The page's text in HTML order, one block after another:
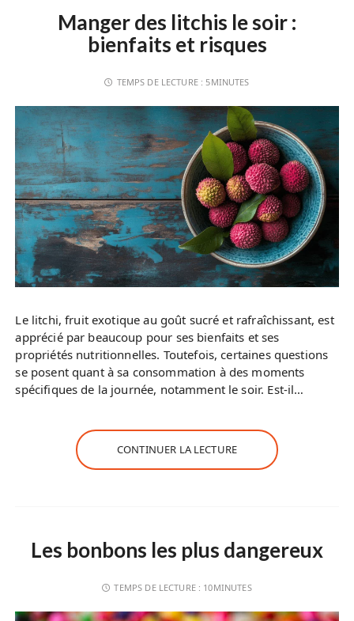
Manger des litchis le soir :
bienfaits et risques
TEMPS DE LECTURE : 5MINUTES
Le litchi, fruit exotique au goût sucré et rafraîchissant, est
apprécié par beaucoup pour ses bienfaits et ses
propriétés nutritionnelles. Toutefois, certaines questions
se posent quant à sa consommation à des moments
spécifiques de la journée, notamment le soir. Est-il…
CONTINUER LA LECTURE
Les bonbons les plus dangereux
TEMPS DE LECTURE : 10MINUTES